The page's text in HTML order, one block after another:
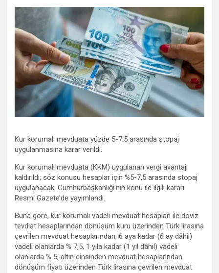
Kur korumalı mevduata yüzde 5-7.5 arasında stopaj
uygulanmasına karar verildi.
Kur korumalı mevduata (KKM) uygulanan vergi avantajı
kaldırıldı; söz konusu hesaplar için %5-7,5 arasında stopaj
uygulanacak. Cumhurbaşkanlığı’nın konu ile ilgili kararı
Resmi Gazete’de yayımlandı.
Buna göre, kur korumalı vadeli mevduat hesapları ile döviz
tevdiat hesaplarından dönüşüm kuru üzerinden Türk lirasına
çevrilen mevduat hesaplarından; 6 aya kadar (6 ay dâhil)
vadeli olanlarda % 7,5, 1 yıla kadar (1 yıl dâhil) vadeli
olanlarda % 5, altın cinsinden mevduat hesaplarından
dönüşüm fiyatı üzerinden Türk lirasına çevrilen mevduat